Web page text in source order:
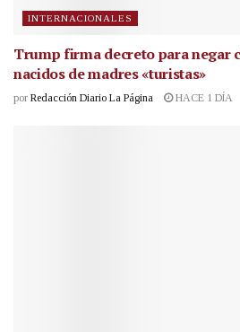
INTERNACIONALES
Trump firma decreto para negar
nacidos de madres «turistas»
por Redacción Diario La Página HACE 1 DÍA